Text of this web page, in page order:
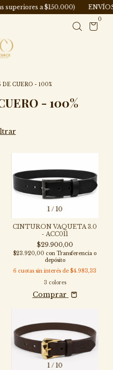
a $150.000) ENVÍOS A
0
CUERO - 100%
- 100%
1/ 10
CINTURON VAQUETA 3.0
- ACC011
$29.900,00
$23.920,00 con Transferencia o
depósito
6 cuotas sin interés de $4.983,33
3 colores
Comprar
1 / 10